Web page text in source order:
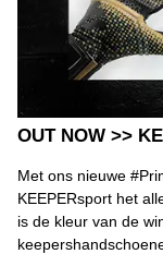
OUT NOW >>
Met ons nieuwe
KEEPERsport het
is de kleur van de